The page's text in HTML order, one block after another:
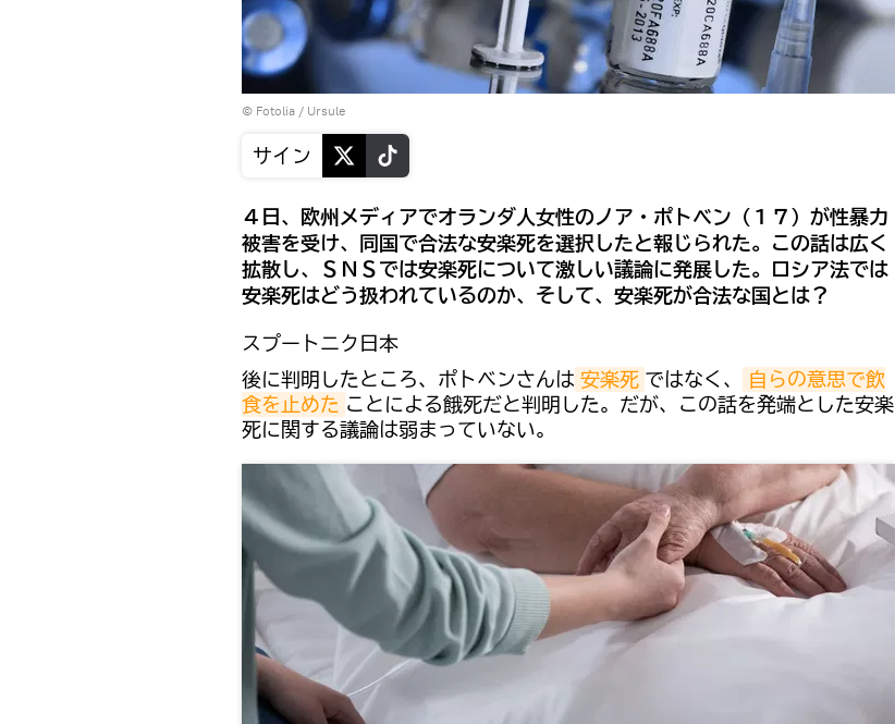
© Fotolia / Ursule
サイン
４日、欧州メディアでオランダ人女性のノア・ポトベン（１７）が性暴力
被害を受け、同国で合法な安楽死を選択したと報じられた。この話は広く
拡散し、ＳＮＳでは安楽死について激しい議論に発展した。ロシア法では
安楽死はどう扱われているのか、そして、安楽死が合法な国とは？
スプートニク日本
後に判明したところ、ポトベンさんは 安楽死 ではなく、
自らの意思で飲
食を止めた ことによる餓死だと判明した。だが、この話を発端とした安楽
死に関する議論は弱まっていない。